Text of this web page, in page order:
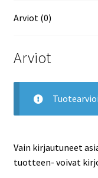
Arviot (0)
Arviot
Vain kirjautuneet
tuotteen- voivat